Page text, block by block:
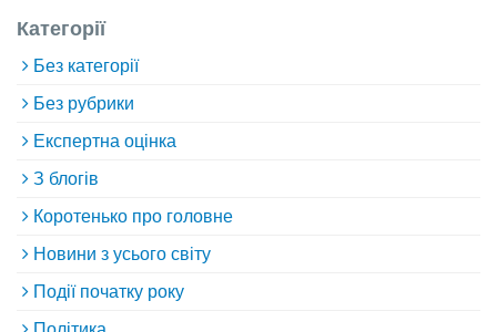
Категорії
Без категорії
Без рубрики
Експертна оцінка
З блогів
Коротенько про головне
Новини з усього світу
Події початку року